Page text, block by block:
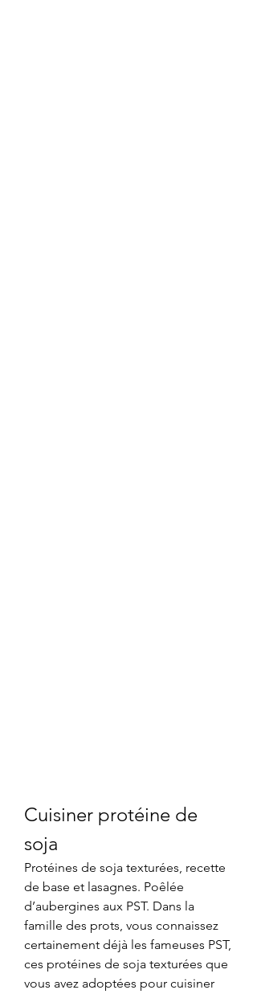
Cuisiner protéine de
soja
Protéines de soja texturées, recette
de base et lasagnes. Poêlée
d’aubergines aux PST. Dans la
famille des prots, vous connaissez
certainement déjà les fameuses PST,
ces protéines de soja texturées que
vous avez adoptées pour cuisiner